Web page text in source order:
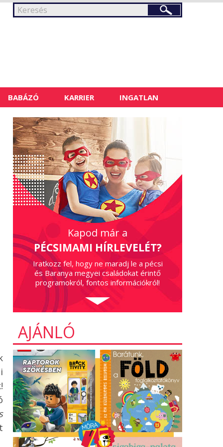
BABÁZÓ KARRIER INGATLAN
Kapod már a
PÉCSIMAMI HÍRLEVELÉT?
Iratkozz fel, hogy ne maradj le a pécsi
és Baranya megyei családokat érintő
programokról, fontos információkról!
AJÁNLÓ